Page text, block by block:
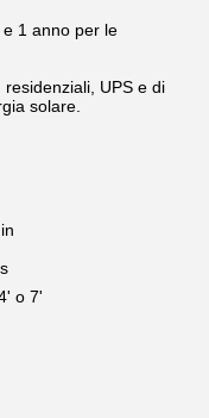
1 anno per le
UPS e di
solare.
o 7'